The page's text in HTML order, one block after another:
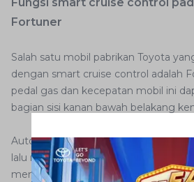
Fungsi smart cruise control
Fortuner
Salah satu mobil pabrikan Toyota
dengan smart cruise control adalah
pedal gas dan kecepatan mobil ini
bagian sisi kanan bawah belakang
AutoFamily dapat menekan tombol
lalu menggerakkannya ke atas dan
mengatur fungsi.